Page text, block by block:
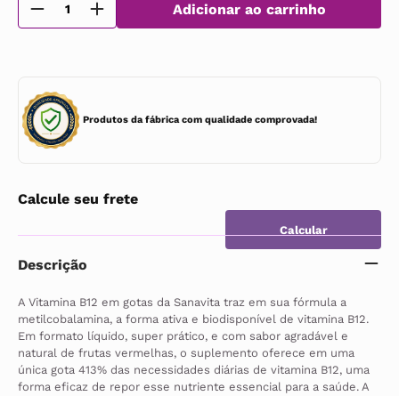
Adicionar ao carrinho
Produtos da fábrica com qualidade comprovada!
Calcule seu frete
Descrição
A Vitamina B12 em gotas da Sanavita traz em sua fórmula a
metilcobalamina, a forma ativa e biodisponível de vitamina B12.
Em formato líquido, super prático, e com sabor agradável e
natural de frutas vermelhas, o suplemento oferece em uma
única gota 413% das necessidades diárias de vitamina B12, uma
forma eficaz de repor esse nutriente essencial para a saúde. A